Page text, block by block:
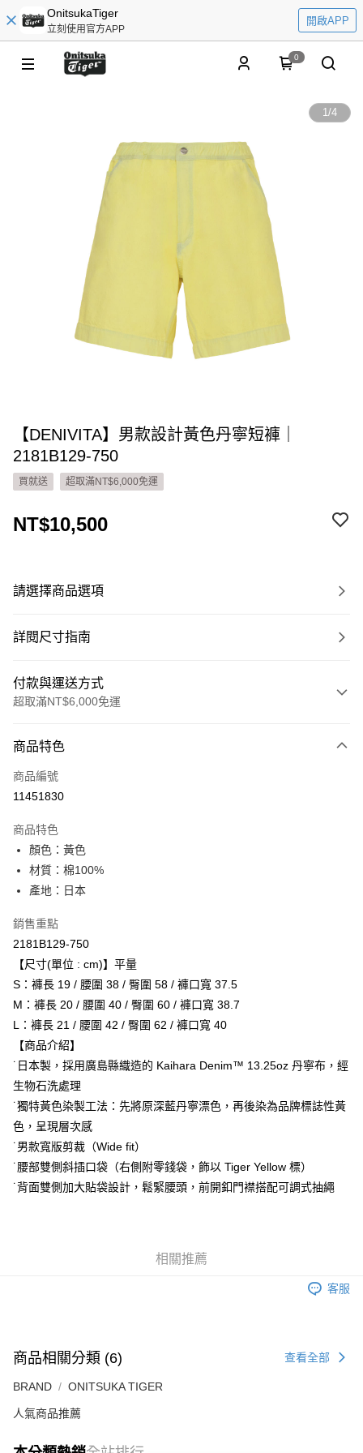
OnitsukaTiger
立刻使用官方APP
開啟APP
0
1/4
【DENIVITA】男款設計黃色丹寧短褲｜
2181B129-750
買就送 超取滿NT$6,000免運
NT$10,500
請選擇商品選項
詳閱尺寸指南
付款與運送方式
超取滿NT$6,000免運
信用卡一次付款
超商取貨付款
Apple Pay
ATM付款
運送方式
全家取貨付款
每筆NT$80，滿NT$6,000(含以上)免運費
付款後全家取貨
萊爾富取貨付款
每筆NT$80，滿NT$6,000(含以上)免運費
付款後萊爾富取貨
每筆NT$80，滿NT$6,000(含以上)免運費
7-11取貨付款
每筆NT$80，滿NT$6,000(含以上)免運費
商品特色
商品編號
11451830
商品特色
顏色：黃色
材質：棉100%
產地：日本
銷售重點
2181B129-750
【尺寸(單位 : cm)】平量
S：褲長 19 / 腰圍 38 / 臀圍 58 / 褲口寬 37.5
M：褲長 20 / 腰圍 40 / 臀圍 60 / 褲口寬 38.7
L：褲長 21 / 腰圍 42 / 臀圍 62 / 褲口寬 40
【商品介紹】
˙日本製，採用廣島縣織造的 Kaihara Denim™ 13.25oz 丹寧布，經
生物石洗處理
˙獨特黃色染製工法：先將原深藍丹寧漂色，再後染為品牌標誌性黃
色，呈現層次感
˙男款寬版剪裁（Wide fit）
˙腰部雙側斜插口袋（右側附零錢袋，飾以 Tiger Yellow 標）
˙背面雙側加大貼袋設計，鬆緊腰頭，前開釦門襟搭配可調式抽繩
相關推薦
客服
商品相關分類 (6) 查看全部
BRAND ONITSUKA TIGER
人氣商品推薦